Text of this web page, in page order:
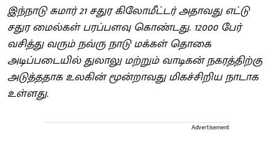
இந்நாடு சுமார் 21 சதுர கிலோமீட்டர் அதாவது எட்டு
சதுர மைல்கள் பரப்பளவு கொண்டது. 12000 பேர்
வசித்து வரும் நவ்ரு நாடு மக்கள் தொகை
அடிப்படையில் துலாலு மற்றும் வாடிகன் நகரத்திற்கு
அடுத்ததாக உலகின் மூன்றாவது மிகச்சிறிய நாடாக
உள்ளது.
Advertisement